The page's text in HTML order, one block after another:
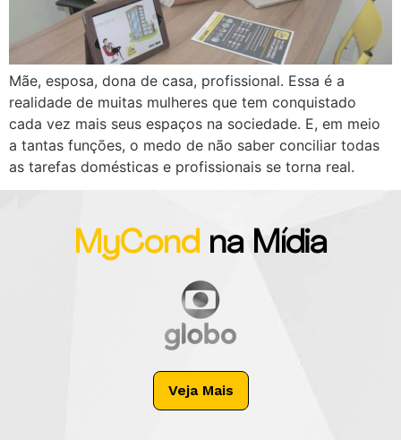
Mãe, esposa, dona de casa, profissional. Essa é a
realidade de muitas mulheres que tem conquistado
cada vez mais seus espaços na sociedade. E, em meio
a tantas funções, o medo de não saber conciliar todas
as tarefas domésticas e profissionais se torna real.
MyCond na Mídia
Veja Mais